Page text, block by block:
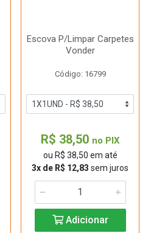
Escova P/Limpar Carpetes
Vonder
Código: 16799
R$ 38,50 no PIX
ou R$ 38,50 em até
3x de R$ 12,83 sem juros
Adicionar